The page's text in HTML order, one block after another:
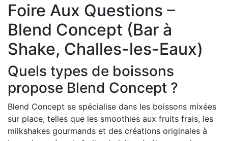
Foire Aux Questions –
Blend Concept (Bar à
Shake, Challes-les-Eaux)
Quels types de boissons
propose Blend Concept ?
Blend Concept se spécialise dans les boissons mixées
sur place, telles que les smoothies aux fruits frais, les
milkshakes gourmands et des créations originales à